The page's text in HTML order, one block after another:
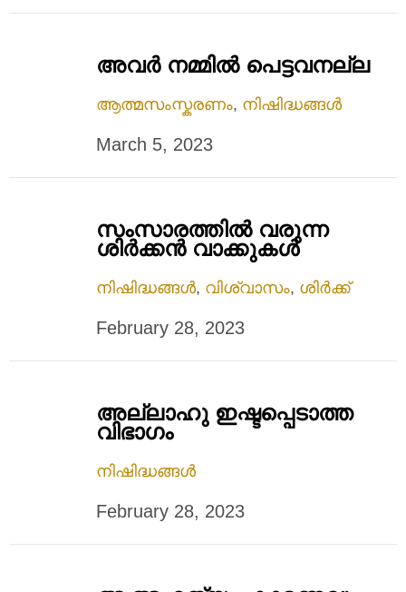
അവര്‍ നമ്മില്‍ പെട്ടവനല്ല
ആത്മസംസ്കരണം, നിഷിദ്ധങ്ങൾ
March 5, 2023
സംസാരത്തിൽ വരുന്ന
ശിർക്കൻ വാക്കുകൾ
നിഷിദ്ധങ്ങൾ, വിശ്വാസം, ശിർക്ക്
February 28, 2023
അല്ലാഹു ഇഷ്ടപ്പെടാത്ത
വിഭാഗം
നിഷിദ്ധങ്ങൾ
February 28, 2023